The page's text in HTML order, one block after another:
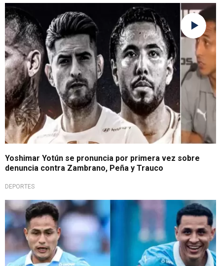
Firme comentario
Yoshimar Yotún se pronuncia por primera vez sobre
denuncia contra Zambrano, Peña y Trauco
DEPORTES
Muestra de amistad